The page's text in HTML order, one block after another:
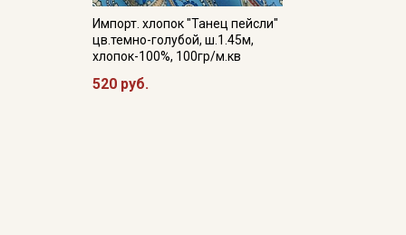
Импорт. хлопок "Танец пейсли"
цв.темно-голубой, ш.1.45м,
хлопок-100%, 100гр/м.кв
520 руб.